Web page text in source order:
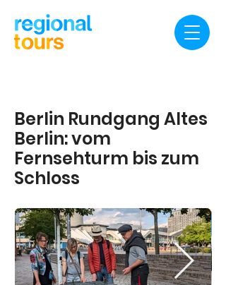
Berlin Rundgang Altes
Berlin: vom
Fernsehturm bis zum
Schloss